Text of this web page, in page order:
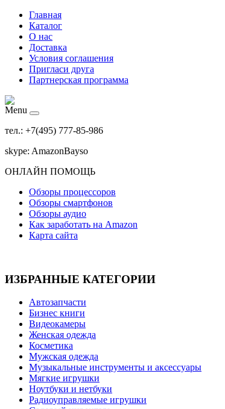
Главная
Каталог
О нас
Доставка
Условия соглашения
Пригласи друга
Партнерская программа
Menu
тел.: +7(495) 777-85-986
skype: AmazonBayso
ОНЛАЙН ПОМОЩЬ
Обзоры процессоров
Обзоры смартфонов
Обзоры аудио
Как заработать на Amazon
Карта сайта
ИЗБРАННЫЕ КАТЕГОРИИ
Автозапчасти
Бизнес книги
Видеокамеры
Женская одежда
Косметика
Мужская одежда
Музыкальные инструменты и аксессуары
Мягкие игрушки
Ноутбуки и нетбуки
Радиоуправляемые игрушки